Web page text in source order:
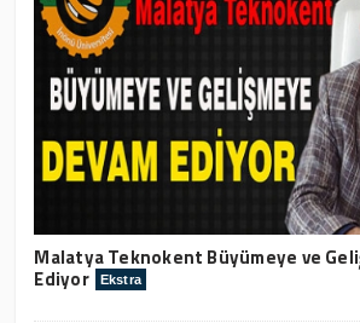
Malatya Teknokent Büyümeye ve
Ediyor Ekstra